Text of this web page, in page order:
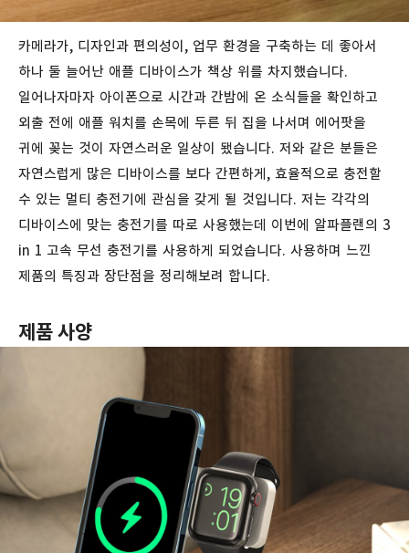
카메라가, 디자인과 편의성이, 업무 환경을 구축하는 데 좋아서
하나 둘 늘어난 애플 디바이스가 책상 위를 차지했습니다.
일어나자마자 아이폰으로 시간과 간밤에 온 소식들을 확인하고
외출 전에 애플 워치를 손목에 두른 뒤 집을 나서며 에어팟을
귀에 꽂는 것이 자연스러운 일상이 됐습니다. 저와 같은 분들은
자연스럽게 많은 디바이스를 보다 간편하게, 효율적으로 충전할
수 있는 멀티 충전기에 관심을 갖게 될 것입니다. 저는 각각의
디바이스에 맞는 충전기를 따로 사용했는데 이번에 알파플랜의 3
in 1 고속 무선 충전기를 사용하게 되었습니다. 사용하며 느낀
제품의 특징과 장단점을 정리해보려 합니다.
제품사양